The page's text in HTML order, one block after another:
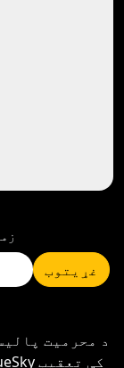
غړیتوب
د محرمیت